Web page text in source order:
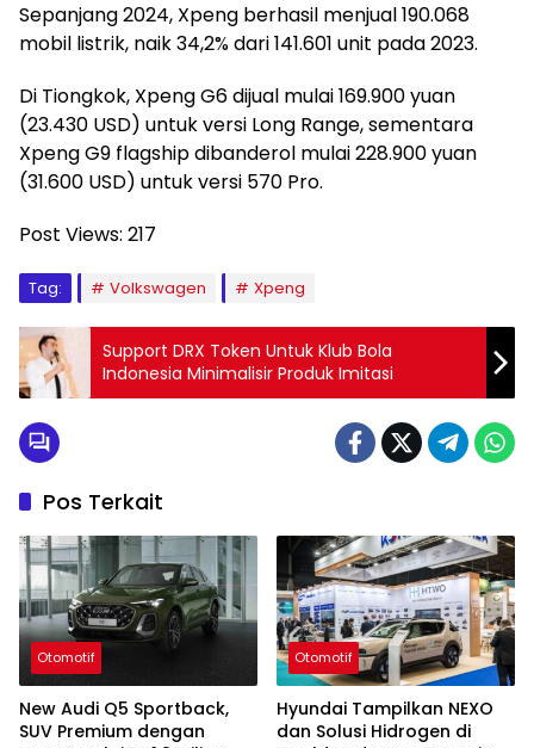
Sepanjang 2024, Xpeng berhasil menjual 190.068
mobil listrik, naik 34,2% dari 141.601 unit pada 2023.
Di Tiongkok, Xpeng G6 dijual mulai 169.900 yuan
(23.430 USD) untuk versi Long Range, sementara
Xpeng G9 flagship dibanderol mulai 228.900 yuan
(31.600 USD) untuk versi 570 Pro.
Post Views: 217
Tag: Volkswagen Xpeng
Support DRX Token Untuk Klub Bola
Indonesia Minimalisir Produk Imitasi
Pos Terkait
Otomotif
New Audi Q5 Sportback,
SUV Premium dengan
Otomotif
Hyundai Tampilkan NEXO
dan Solusi Hidrogen di